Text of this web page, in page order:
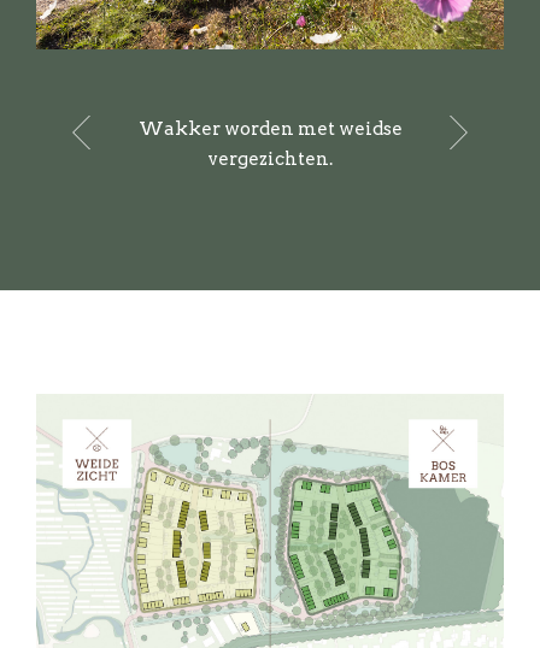
Wakker worden met weidse
vergezichten.